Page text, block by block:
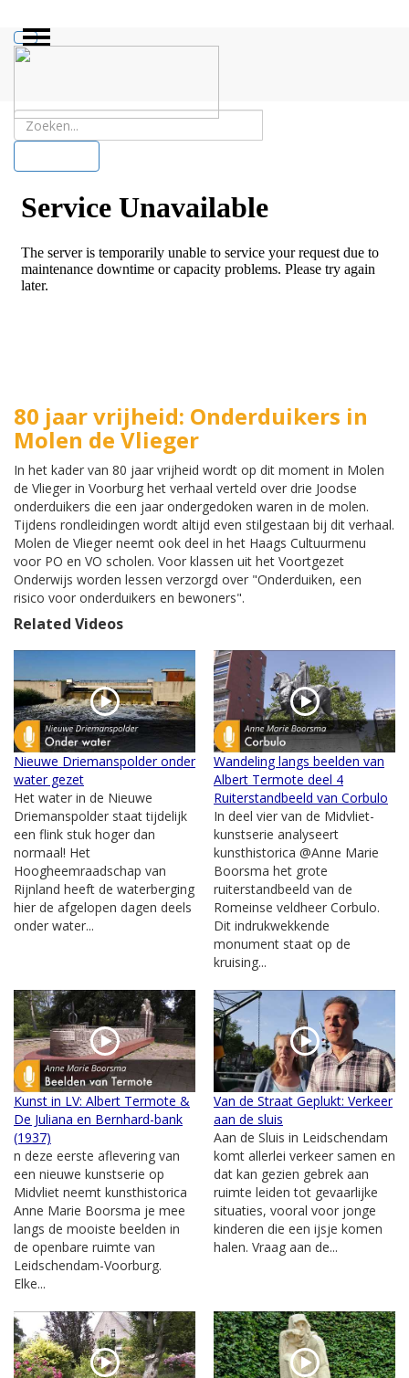
80 jaar vrijheid: Onderduikers in
Molen de Vlieger
In het kader van 80 jaar vrijheid wordt op dit moment in Molen
de Vlieger in Voorburg het verhaal verteld over drie Joodse
onderduikers die een jaar ondergedoken waren in de molen.
Tijdens rondleidingen wordt altijd even stilgestaan bij dit verhaal.
Molen de Vlieger neemt ook deel in het Haags Cultuurmenu
voor PO en VO scholen. Voor klassen uit het Voortgezet
Onderwijs worden lessen verzorgd over "Onderduiken, een
risico voor onderduikers en bewoners".
Related Videos
Nieuwe Driemanspolder onder
water gezet
Het water in de Nieuwe
Driemanspolder staat tijdelijk
een flink stuk hoger dan
normaal! Het
Hoogheemraadschap van
Rijnland heeft de waterberging
hier de afgelopen dagen deels
onder water...
Wandeling langs beelden van
Albert Termote deel 4
Ruiterstandbeeld van Corbulo
In deel vier van de Midvliet-
kunstserie analyseert
kunsthistorica @Anne Marie
Boorsma het grote
ruiterstandbeeld van de
Romeinse veldheer Corbulo.
Dit indrukwekkende
monument staat op de
kruising...
Kunst in LV: Albert Termote &
De Juliana en Bernhard-bank
(1937)
n deze eerste aflevering van
een nieuwe kunstserie op
Midvliet neemt kunsthistorica
Anne Marie Boorsma je mee
langs de mooiste beelden in
de openbare ruimte van
Leidschendam-Voorburg.
Elke...
Van de Straat Geplukt: Verkeer
aan de sluis
Aan de Sluis in Leidschendam
komt allerlei verkeer samen en
dat kan gezien gebrek aan
ruimte leiden tot gevaarlijke
situaties, vooral voor jonge
kinderen die een ijsje komen
halen. Vraag aan de...